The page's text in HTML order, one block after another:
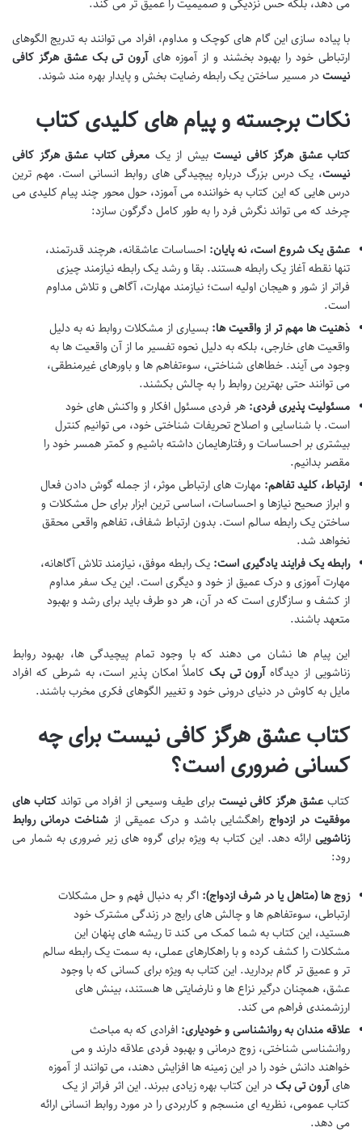
می دهد، بلکه حس نزدیکی و صمیمیت را عمیق تر می کند.
با پیاده سازی این گام های کوچک و مداوم، افراد می توانند به تدریج الگوهای
ارتباطی خود را بهبود بخشند و از آموزه هایآرون تی بک عشق هرگز کافی
نیستدر مسیر ساختن یک رابطه رضایت بخش و پایدار بهره مند شوند.
نکات برجسته و پیام های کلیدی کتاب
کتاب عشق هرگز کافی نیست بیش از یک معرفی کتاب عشق هرگز کافی
نیست، یک درس بزرگ درباره پیچیدگی های روابط انسانی است. مهم ترین
درس هایی که این کتاب به خواننده می آموزد، حول محور چند پیام کلیدی می
چرخد که می تواند نگرش فرد را به طور کامل دگرگون سازد:
عشق یک شروع است، نه پایان: احساسات عاشقانه، هرچند قدرتمند،
تنها نقطه آغاز یک رابطه هستند. بقا و رشد یک رابطه نیازمند چیزی
فراتر از شور و هیجان اولیه است؛ نیازمند مهارت، آگاهی و تلاش مداوم
است.
ذهنیت ها مهم تر از واقعیت ها: بسیاری از مشکلات روابط نه به دلیل
واقعیت های خارجی، بلکه به دلیل نحوه تفسیر ما از آن واقعیت ها به
وجود می آیند. خطاهای شناختی، سوءتفاهم ها و باورهای غیرمنطقی،
می توانند حتی بهترین روابط را به چالش بکشند.
مسئولیت پذیری فردی: هر فردی مسئول افکار و واکنش های خود
است. با شناسایی و اصلاح تحریفات شناختی خود، می توانیم کنترل
بیشتری بر احساسات و رفتارهایمان داشته باشیم و کمتر همسر خود را
مقصر بدانیم.
ارتباط، کلید تفاهم: مهارت های ارتباطی موثر، از جمله گوش دادن فعال
و ابراز صحیح نیازها و احساسات، اساسی ترین ابزار برای حل مشکلات و
ساختن یک رابطه سالم است. بدون ارتباط شفاف، تفاهم واقعی محقق
نخواهد شد.
رابطه یک فرایند یادگیری است: یک رابطه موفق، نیازمند تلاش آگاهانه،
مهارت آموزی و درک عمیق از خود و دیگری است. این یک سفر مداوم
از کشف و سازگاری است که در آن، هر دو طرف باید برای رشد و بهبود
متعهد باشند.
این پیام ها نشان می دهند که با وجود تمام پیچیدگی ها، بهبود روابط
زناشویی از دیدگاهآرون تی بک کاملاً امکان پذیر است، به شرطی که افراد
مایل به کاوش در دنیای درونی خود و تغییر الگوهای فکری مخرب باشند.
کتاب عشق هرگز کافی نیست برای چه
کسانی ضروری است؟
کتاب عشق هرگز کافی نیست برای طیف وسیعی از افراد می تواندکتاب های
موفقیت در ازدواج راهگشایی باشد و درک عمیقی از شناخت درمانی روابط
زناشویی ارائه دهد. این کتاب به ویژه برای گروه های زیر ضروری به شمار می
رود:
زوج ها (متاهل یا در شرف ازدواج): اگر به دنبال فهم و حل مشکلات
ارتباطی، سوءتفاهم ها و چالش های رایج در زندگی مشترک خود
هستید، این کتاب به شما کمک می کند تا ریشه های پنهان این
مشکلات را کشف کرده و با راهکارهای عملی، به سمت یک رابطه سالم
تر و عمیق تر گام بردارید. این کتاب به ویژه برای کسانی که با وجود
عشق، همچنان درگیر نزاع ها و نارضایتی ها هستند، بینش های
ارزشمندی فراهم می کند.
علاقه مندان به روانشناسی و خودیاری: افرادی که به مباحث
روانشناسی شناختی، زوج درمانی و بهبود فردی علاقه دارند و می
خواهند دانش خود را در این زمینه ها افزایش دهند، می توانند از آموزه
هایآرون تی بکدر این کتاب بهره زیادی ببرند. این اثر فراتر از یک
کتاب عمومی، نظریه ای منسجم و کاربردی را در مورد روابط انسانی ارائه
می دهد.